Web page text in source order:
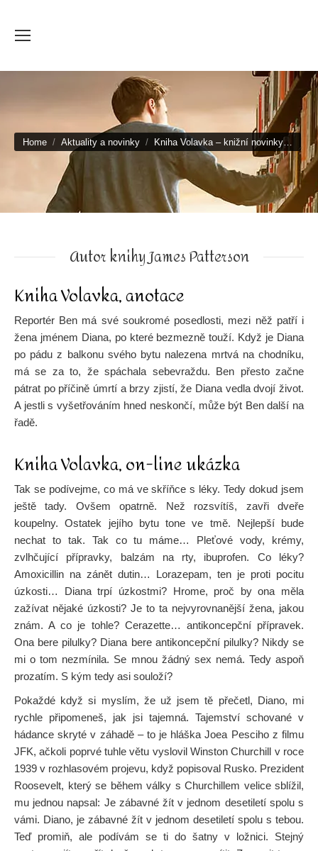
You are here:
Home Aktuality a novinky Kniha Volavka – knižní novinky…
Autor knihy James Patterson
Kniha Volavka, anotace
Reportér Ben má své soukromé posedlosti, mezi něž patří i
žena jménem Diana, po které bezmezně touží. Když je Diana
po pádu z balkonu svého bytu nalezena mrtvá na chodníku,
má se za to, že spáchala sebevraždu. Ben přesto začne
pátrat po příčině úmrtí a brzy zjistí, že Diana vedla dvojí život.
A jestli s vyšetřováním hned neskončí, může být Ben další na
řadě.
Kniha Volavka, on-line ukázka
Tak se podívejme, co má ve skříňce s léky. Tedy dokud jsem
ještě tady. Ovšem opatrně. Než rozsvítíš, zavři dveře
koupelny. Ostatek jejího bytu tone ve tmě. Nejlepší bude
nechat to tak. Tak co tu máme… Pleťové vody, krémy,
zvlhčující přípravky, balzám na rty, ibuprofen. Co léky?
Amoxicillin na zánět dutin… Lorazepam, ten je proti pocitu
úzkosti… Diana trpí úzkostmi? Hrome, proč by ona měla
zažívat nějaké úzkosti? Je to ta nejvyrovnanější žena, jakou
znám. A co je tohle? Cerazette… antikoncepční přípravek.
Ona bere pilulky? Diana bere antikoncepční pilulky? Nikdy se
mi o tom nezmínila. Se mnou žádný sex nemá. Tedy aspoň
prozatím. S kým tedy asi souloží?
Pokaždé když si myslím, že už jsem tě přečetl, Diano, mi
rychle připomeneš, jak jsi tajemná. Tajemství schované v
hádance skryté v záhadě – to je hláška Joea Pesciho z filmu
JFK, ačkoli poprvé tuhle větu vyslovil Winston Churchill v roce
1939 v rozhlasovém projevu, když popisoval Rusko. Prezident
Roosevelt, který se během války s Churchillem velice sblížil,
mu jednou napsal: Je zábavné žít v jednom desetiletí spolu s
vámi. Diano, je zábavné žít v jednom desetiletí spolu s tebou.
Teď promiň, ale podívám se ti do šatny v ložnici. Stejný